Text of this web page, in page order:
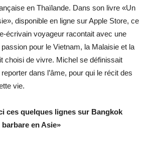
en Thaïlande. Dans son livre «Un
disponible en ligne sur Apple Store, ce
écrivain voyageur racontait avec une
pour le Vietnam, la Malaisie et la
choisi de vivre. Michel se définissait
dans l’âme, pour qui le récit des
vie.
ces quelques lignes sur Bangkok
en Asie»